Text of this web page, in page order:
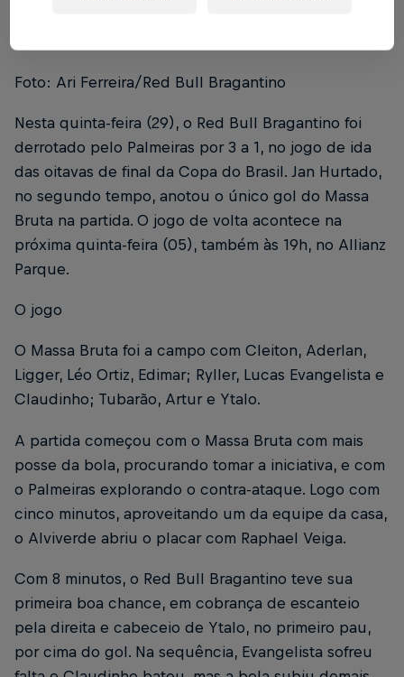
Foto: Ari Ferreira/Red Bull Bragantino
Nesta quinta-feira (29), o Red Bull Bragantino foi
derrotado pelo Palmeiras por 3 a 1, no jogo de ida
das oitavas de final da Copa do Brasil. Jan Hurtado,
no segundo tempo, anotou o único gol do Massa
Bruta na partida. O jogo de volta acontece na
próxima quinta-feira (05), também às 19h, no Allianz
Parque.
O jogo
O Massa Bruta foi a campo com Cleiton, Aderlan,
Ligger, Léo Ortiz, Edimar; Ryller, Lucas Evangelista e
Claudinho; Tubarão, Artur e Ytalo.
A partida começou com o Massa Bruta com mais
posse da bola, procurando tomar a iniciativa, e com
o Palmeiras explorando o contra-ataque. Logo com
cinco minutos, aproveitando um da equipe da casa,
o Alviverde abriu o placar com Raphael Veiga.
Com 8 minutos, o Red Bull Bragantino teve sua
primeira boa chance, em cobrança de escanteio
pela direita e cabeceio de Ytalo, no primeiro pau,
por cima do gol. Na sequência, Evangelista sofreu